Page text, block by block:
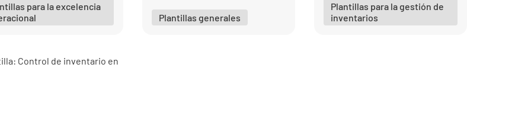
para la excelencia
Plantillas generales
Plantillas para la gestión de
inventarios